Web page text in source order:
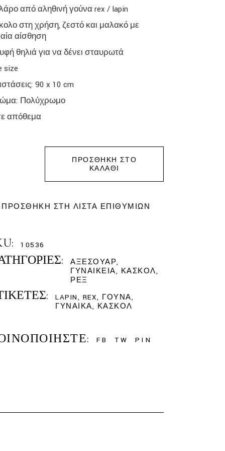
από αληθινή γούνα rex / lapin
στη χρήση, ζεστό και μαλακό με
αίσθηση
θηλιά για να δένει σταυρωτά
size
90 x 10 cm
Πολύχρωμο
απόθεμα
ΠΡΟΣΘΉΚΗ ΣΤΟ
ΚΑΛΆΘΙ
ΠΡΟΣΘΉΚΗ ΣΤΗ ΛΊΣΤΑ ΕΠΙΘΥΜΙΏΝ
10536
ΑΞΕΣΟΥΆΡ,
ΓΥΝΑΙΚΕΊΑ, ΚΑΣΚΌΛ,
ΡΕΞ
LAPIN, REX, ΓΟΎΝΑ,
ΓΥΝΑΊΚΑ, ΚΑΣΚΌΛ
FB TW PIN